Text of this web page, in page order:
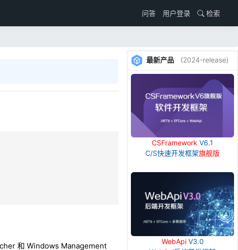
问答 用户登录 检索
和 Windows Management
最新产品 (2024-release)
CSFramework V6.1
C/S快速开发框架旗舰版
WebApiV3.0